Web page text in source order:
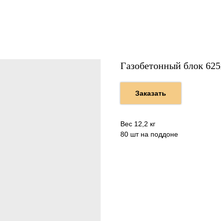
Газобетонный блок
Заказать
Вес 12,2 кг
80 шт на поддоне